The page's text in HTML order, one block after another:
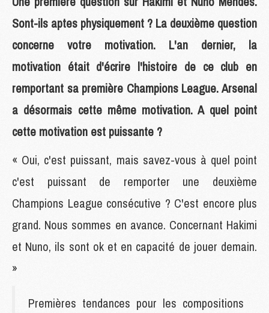
Sont-ils aptes physiquement ? La deuxième question
concerne votre motivation. L'an dernier, la
motivation était d'écrire l'histoire de ce club en
remportant sa première Champions League. Arsenal
a désormais cette même motivation. A quel point
cette motivation est puissante ?
« Oui, c'est puissant, mais savez-vous à quel point
c'est puissant de remporter une deuxième
Champions League consécutive ? C'est encore plus
grand. Nous sommes en avance. Concernant Hakimi
et Nuno, ils sont ok et en capacité de jouer demain.
»
Premières tendances pour les compositions